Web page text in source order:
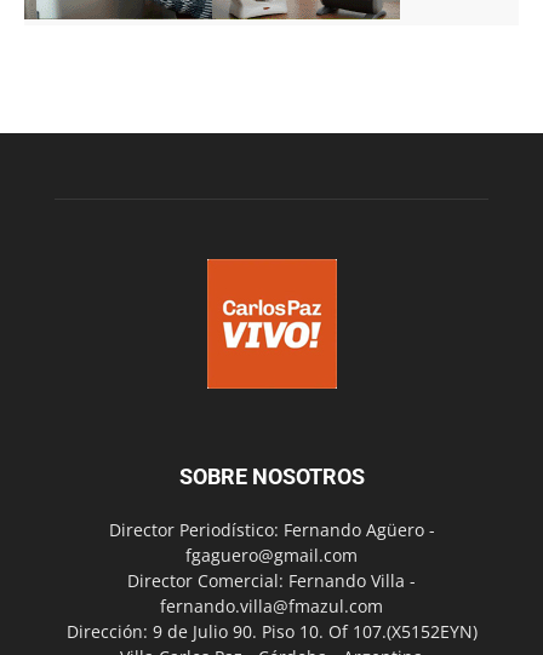
SOBRE NOSOTROS
Director Periodístico: Fernando Agüero -
fgaguero@gmail.com
Director Comercial: Fernando Villa -
fernando.villa@fmazul.com
Dirección: 9 de Julio 90. Piso 10. Of 107.(X5152EYN)